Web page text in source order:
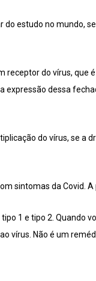
estudo no mundo,
receptor do vírus, que
dessa
do vírus, se a
sintomas da Covid.
1 e tipo 2. Quando
vírus. Não é um